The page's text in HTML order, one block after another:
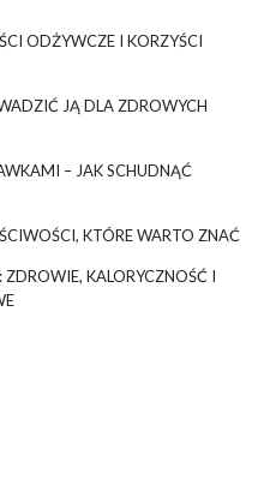
ODŻYWCZE I KORZYŚCI
JĄ DLA ZDROWYCH
– JAK SCHUDNĄĆ
KTÓRE WARTO ZNAĆ
KALORYCZNOŚĆ I